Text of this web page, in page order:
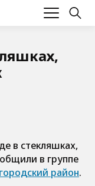
в стекляшках,
в группе
район.